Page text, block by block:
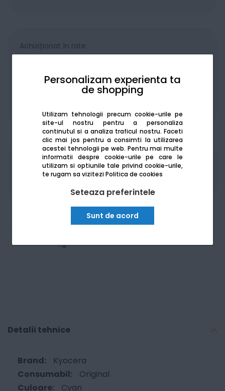
Personalizam experienta ta
de shopping
Utilizam tehnologii precum cookie-urile pe
site-ul nostru pentru a personaliza
continutul si a analiza traficul nostru. Faceti
clic mai jos pentru a consimti la utilizarea
acestei tehnologii pe web. Pentru mai multe
informatii despre cookie-urile pe care le
utilizam si optiunile tale privind cookie-urile,
te rugam sa viziteziPolitica de cookies
Seteaza preferintele
Sunt de acord
Achiziționat în rate
Produsele sunt disponibile pe platforma de
achizitii publiceSEAP/SICAP
Detalii tehnice
Kyocera
Original
Cyan